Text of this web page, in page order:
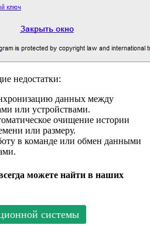
недостатки:
данных между
или устройствами.
очищение истории
или размеру.
в команде или обмен данными
можете найти в наших
системы